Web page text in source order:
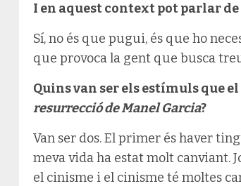
I en aquest context pot parlar
Sí, no és que pugui, és que ho
que provoca la gent que busca
Quins van ser els estímuls que
resurrecció de Manel Garcia?
Van ser dos. El primer és haver
meva vida ha estat molt canviant.
el cinisme i el cinisme té moltes